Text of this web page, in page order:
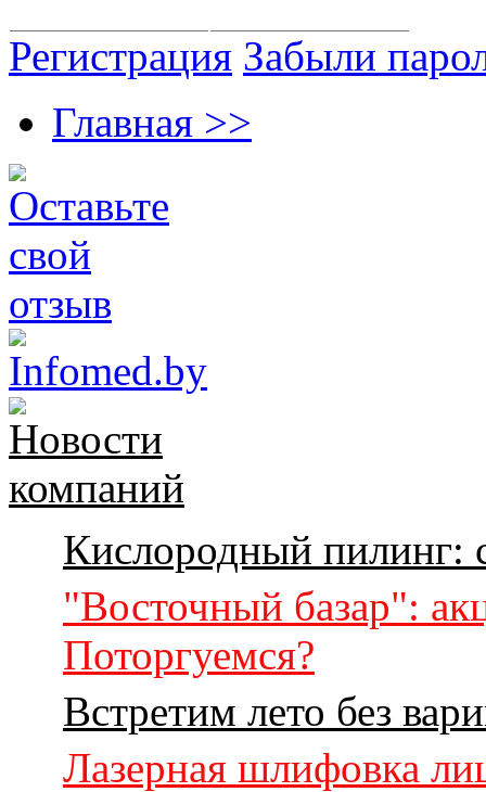
Регистрация Забыли
Главная >>
Кислородный пилинг:
"Восточный базар":
Поторгуемся?
Встретим лето без
Лазерная шлифовка